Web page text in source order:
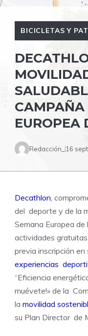
BICICLETAS Y
CAMPAÑA
EUROPEA
Redacción_ 16
Decathlon,
del deporte y de la
Semana Europea
actividades
previa inscripción en
experiencias
“Eficiencia
muévete!» de la
la movilidad
su Plan Director de